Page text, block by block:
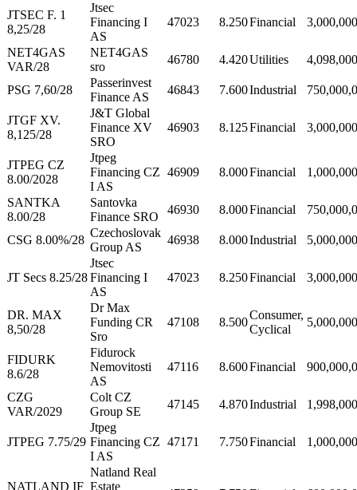
JTSEC F. 1
8,25/28
Jtsec
Financing I
AS
47023 8.250Financial
NET4GAS
VAR/28
NET4GAS
sro
46780 4.420Utilities
PSG 7,60/28
Passerinvest
Finance AS
46843 7.600Industrial
JTGF XV.
8,125/28
J&T Global
Finance XV
SRO
46903 8.125Financial
JTPEG CZ
8.00/2028
Jtpeg
Financing CZ
I AS
46909 8.000Financial
SANTKA
8.00/28
Santovka
Finance SRO
46930 8.000Financial
CSG 8.00%/28
Czechoslovak
Group AS
46938 8.000Industrial
JT Secs 8.25/28
Jtsec
Financing I
AS
47023 8.250Financial
DR. MAX
8,50/28
Dr Max
Funding CR
Sro
47108 8.500
Consumer,
Cyclical
FIDURK
8.6/28
Fidurock
Nemovitosti
AS
47116 8.600Financial
CZG
VAR/2029
Colt CZ
Group SE
47145 4.870Industrial
JTPEG 7.75/29
Jtpeg
Financing CZ
I AS
47171 7.750Financial
NATLAND IF
Natland Real
Estate